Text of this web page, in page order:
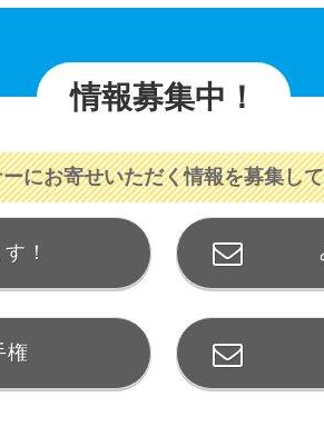
情報募集中！
にお寄せいただく情報を募集し
！
権